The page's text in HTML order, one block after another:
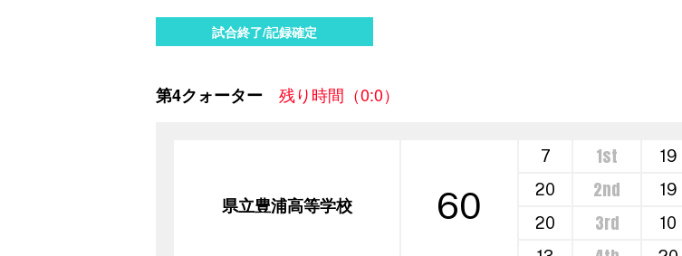
試合終了/記録確定
第4クォーター 残り時間（0:0）
県立豊浦高等学校 60
7 1st 19
20 2nd
19
20
3rd
10